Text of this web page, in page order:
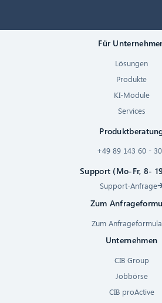
Für
Lösungen
Produkte
KI-Module
Services
+49 89 143 60 -
Support (Mo-Fr, 8-
Support-Anfrage
Zum
Zum
Unternehmen
CIB Group
Jobbörse
CIB proActive